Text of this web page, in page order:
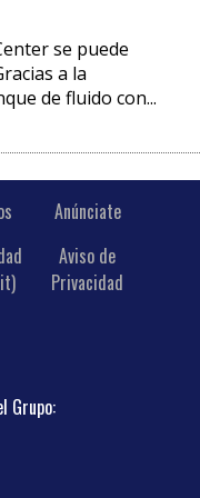
se puede
a la
de fluido con...
Anúnciate
Aviso de
Privacidad
Grupo: